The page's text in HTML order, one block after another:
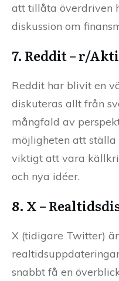
att tillåta överdriven
diskussion om
7. Reddit – r/
Reddit har blivit en
diskuteras allt från
mångfald av
möjligheten att
viktigt att vara
och nya idéer.
8. X –
X (tidigare Twitter)
snabbt få en